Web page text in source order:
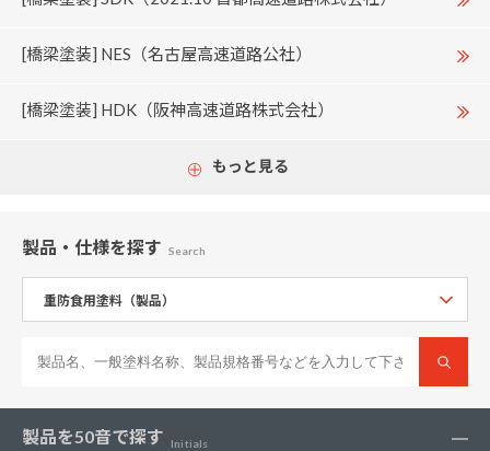
[橋梁塗装] NES（名古屋高速道路公社）
[橋梁塗装] HDK（阪神高速道路株式会社）
もっと見る
製品・仕様を探す Search
製品を50音で探す Initials